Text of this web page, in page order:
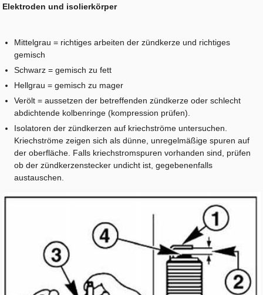
Elektroden und isolierkörper
Mittelgrau = richtiges arbeiten der zündkerze und richtiges
gemisch
Schwarz = gemisch zu fett
Hellgrau = gemisch zu mager
Verölt = aussetzen der betreffenden zündkerze oder schlecht
abdichtende kolbenringe (kompression prüfen).
Isolatoren der zündkerzen auf kriechströme untersuchen.
Kriechströme zeigen sich als dünne, unregelmäßige spuren auf
der oberfläche. Falls kriechstromspuren vorhanden sind, prüfen
ob der zündkerzenstecker undicht ist, gegebenenfalls
austauschen.